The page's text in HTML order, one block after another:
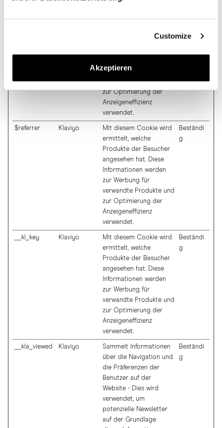
Customize
Akzeptieren
$last_referrer Klaviyo
Mit diesem Cookie wird
Produkte der Besucher
zur Werbung für
verwandte Produkte und
zur Optimierung der
Anzeigeneffizienz
verwendet.
Beständi
$referrer Klaviyo
Mit diesem Cookie wird
ermittelt, welche
Produkte der Besucher
angesehen hat. Diese
Informationen werden
zur Werbung für
verwandte Produkte und
zur Optimierung der
Anzeigeneffizienz
verwendet.
Beständi
g
__kl_key Klaviyo
Mit diesem Cookie wird
ermittelt, welche
Produkte der Besucher
angesehen hat. Diese
Informationen werden
zur Werbung für
verwandte Produkte und
zur Optimierung der
Anzeigeneffizienz
verwendet.
Beständi
g
__kla_viewed Klaviyo
Sammelt Informationen
über die Navigation und
die Präferenzen der
Benutzer auf der
Website - Dies wird
verwendet, um
potenzielle Newsletter
auf der Grundlage
Beständi
g